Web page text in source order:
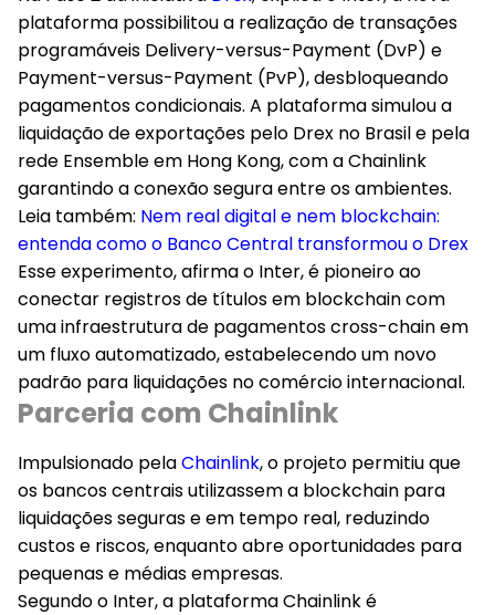
plataforma possibilitou a realização de transações
programáveis Delivery-versus-Payment (DvP) e
Payment-versus-Payment (PvP), desbloqueando
pagamentos condicionais. A plataforma simulou a
liquidação de exportações pelo Drex no Brasil e pela
rede Ensemble em Hong Kong, com a Chainlink
garantindo a conexão segura entre os ambientes.
Leia também: Nem real digital e nem blockchain:
entenda como o Banco Central transformou o Drex
Esse experimento, afirma o Inter, é pioneiro ao
conectar registros de títulos em blockchain com
uma infraestrutura de pagamentos cross-chain em
um fluxo automatizado, estabelecendo um novo
padrão para liquidações no comércio internacional.
Parceria com Chainlink
Impulsionado pelaChainlink, o projeto permitiu que
os bancos centrais utilizassem a blockchain para
liquidações seguras e em tempo real, reduzindo
custos e riscos, enquanto abre oportunidades para
pequenas e médias empresas.
Segundo o Inter, a plataforma Chainlink é